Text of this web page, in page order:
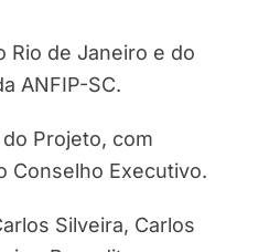
Rio de Janeiro e do
ANFIP-SC.
Projeto, com
Conselho Executivo.
Silveira, Carlos